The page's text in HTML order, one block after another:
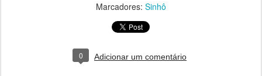
Marcadores: Sinhô
0 Adicionar um comentário